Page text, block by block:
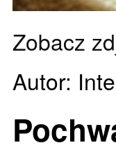
Zobacz
Autor: